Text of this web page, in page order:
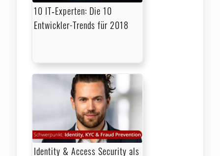
10 IT‑Experten: Die 10
Entwickler-Trends für 2018
Identity & Access Security als